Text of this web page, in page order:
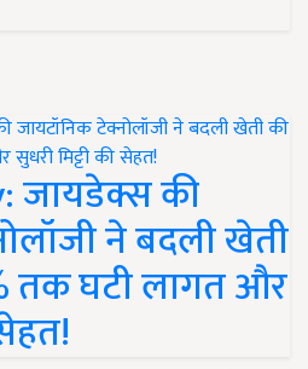
जायडेक्स की
ने बदली खेती
तक घटी लागत और